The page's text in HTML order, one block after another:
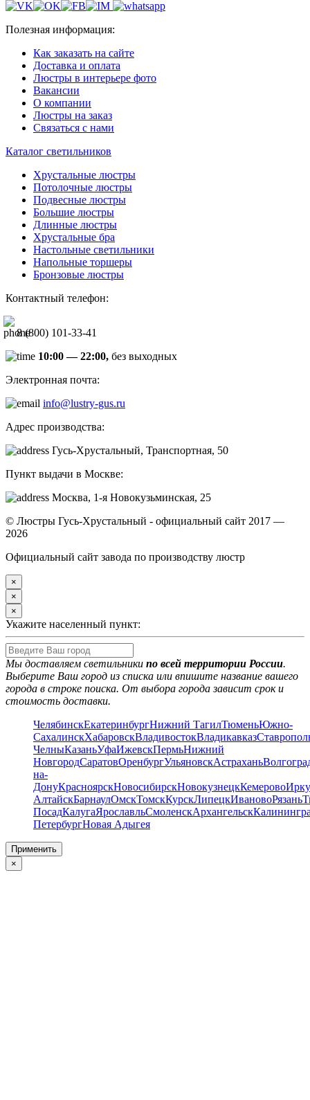
Полезная информация:
Как заказать на сайте
Доставка и оплата
Люстры в интерьере фото
Вакансии
О компании
Люстры на заказ
Связаться с нами
Каталог светильников
Хрустальные люстры
Потолочные люстры
Подвесные люстры
Большие люстры
Длинные люстры
Хрустальные бра
Настольные светильники
Напольные торшеры
Бронзовые люстры
Контактный телефон:
8 (800) 101-33-41
10:00 — 22:00, без выходных
Электронная почта:
info@lustry-gus.ru
Адрес производства:
Гусь-Хрустальный, Транспортная, 50
Пункт выдачи в Москве:
Москва, 1-я Новокузьминская, 25
© Люстры Гусь-Хрустальный - официальный сайт 2017 —
2026
Официальный сайт завода по производству люстр
×
×
×
Укажите населенный пункт:
Мы доставляем светильники по всей территории России.
Выберите Ваш город из списка или впишите название вашего
города в строке поиска. От выбора города зависит срок и
стоимость доставки.
ЧелябинскЕкатеринбургНижний ТагилТюменьЮжно-
СахалинскХабаровскВладивостокВладикавказ
ЧелныКазаньУфаИжевскПермьНижний
НовгородСаратовОренбургУльяновскАстрахань
на-
ДонуКрасноярскНовосибирскНовокузнецкКемерово
АлтайскБарнаулОмскТомскКурскЛипецкИвановоРязань
ПосадКалугаЯрославльСмоленскАрхангельск
ПетербургНовая Адыгея
Применить
×